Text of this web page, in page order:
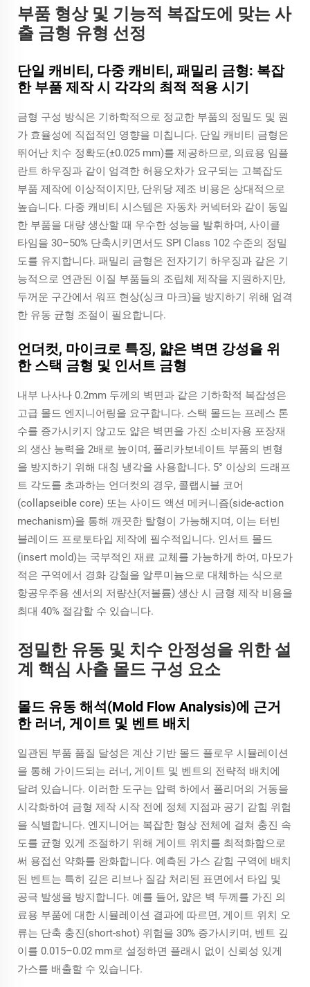
부품 형상 및 기능적 복잡도에 맞는 사
출 금형 유형 선정
단일 캐비티, 다중 캐비티, 패밀리 금형: 복잡
한 부품 제작 시 각각의 최적 적용 시기
금형 구성 방식은 기하학적으로 정교한 부품의 정밀도 및 원
가 효율성에 직접적인 영향을 미칩니다. 단일 캐비티 금형은
뛰어난 치수 정확도(±0.025 mm)를 제공하므로, 의료용 임플
란트 하우징과 같이 엄격한 허용오차가 요구되는 고복잡도
부품 제작에 이상적이지만, 단위당 제조 비용은 상대적으로
높습니다. 다중 캐비티 시스템은 자동차 커넥터와 같이 동일
한 부품을 대량 생산할 때 우수한 성능을 발휘하며, 사이클
타임을 30–50% 단축시키면서도 SPI Class 102 수준의 정밀
도를 유지합니다. 패밀리 금형은 전자기기 하우징과 같은 기
능적으로 연관된 이질 부품들의 조립체 제작을 지원하지만,
두꺼운 구간에서 워프 현상(싱크 마크)을 방지하기 위해 엄격
한 유동 균형 조절이 필요합니다.
언더컷, 마이크로 특징, 얇은 벽면 강성을 위
한 스택 금형 및 인서트 금형
내부 나사나 0.2mm 두께의 벽면과 같은 기하학적 복잡성은
고급 몰드 엔지니어링을 요구합니다. 스택 몰드는 프레스 톤
수를 증가시키지 않고도 얇은 벽면을 가진 소비자용 포장재
의 생산 능력을 2배로 높이며, 폴리카보네이트 부품의 변형
을 방지하기 위해 대칭 냉각을 사용합니다. 5° 이상의 드래프
트 각도를 초과하는 언더컷의 경우, 콜랩시블 코어
(collapseible core) 또는 사이드 액션 메커니즘(side-action
mechanism)을 통해 깨끗한 탈형이 가능해지며, 이는 터빈
블레이드 프로토타입 제작에 필수적입니다. 인서트 몰드
(insert mold)는 국부적인 재료 교체를 가능하게 하여, 마모가
적은 구역에서 경화 강철을 알루미늄으로 대체하는 식으로
항공우주용 센서의 저량산(저볼륨) 생산 시 금형 제작 비용을
최대 40% 절감할 수 있습니다.
정밀한 유동 및 치수 안정성을 위한 설
계 핵심 사출 몰드 구성 요소
몰드 유동 해석(Mold Flow Analysis)에 근거
한 러너, 게이트 및 벤트 배치
일관된 부품 품질 달성은 계산 기반 몰드 플로우 시뮬레이션
을 통해 가이드되는 러너, 게이트 및 벤트의 전략적 배치에
달려 있습니다. 이러한 도구는 압력 하에서 폴리머의 거동을
시각화하여 금형 제작 시작 전에 정체 지점과 공기 갇힘 위험
을 식별합니다. 엔지니어는 복잡한 형상 전체에 걸쳐 충진 속
도를 균형 있게 조절하기 위해 게이트 위치를 최적화함으로
써 용접선 약화를 완화합니다. 예측된 가스 갇힘 구역에 배치
된 벤트는 특히 깊은 리브나 질감 처리된 표면에서 타입 및
공극 발생을 방지합니다. 예를 들어, 얇은 벽 두께를 가진 의
료용 부품에 대한 시뮬레이션 결과에 따르면, 게이트 위치 오
류는 단축 충진(short-shot) 위험을 30% 증가시키며, 벤트 깊
이를 0.015–0.02 mm로 설정하면 플래시 없이 신뢰성 있게
가스를 배출할 수 있습니다.